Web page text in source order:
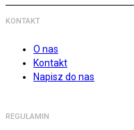
KONTAKT
O nas
Kontakt
Napisz do nas
REGULAMIN